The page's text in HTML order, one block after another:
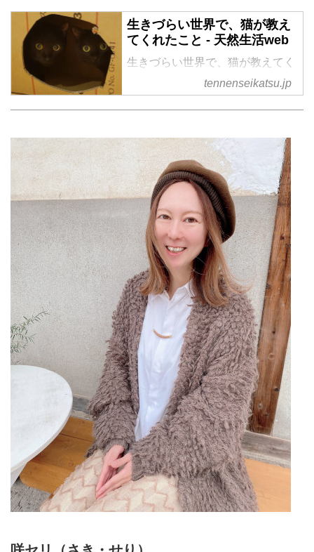
生きづらい世界で、猫が教え
てくれたこと - 天然生活web
生きづらい世界で、猫が教えてく
れたこと の記事一覧tennenseikatsu.jp